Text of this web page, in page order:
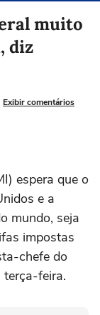
muito
diz
Exibir comentários
espera que o
e a
mundo, seja
impostas
chefe do
terça-feira.